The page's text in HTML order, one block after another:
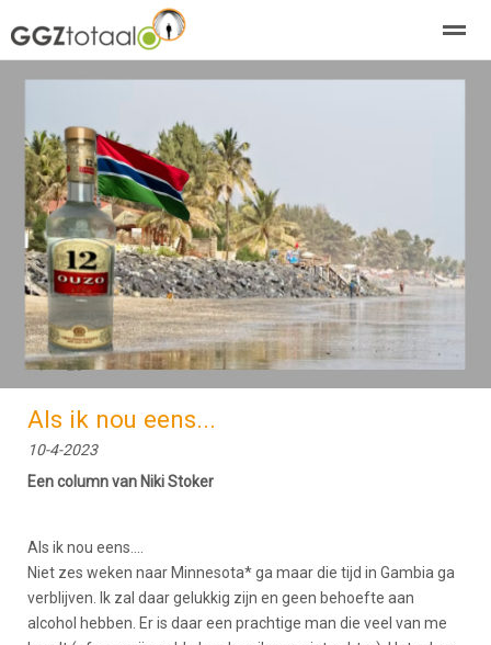
Home Nieuws
Als ik nou eens...
10-4-2023
Een column van Niki Stoker
Als ik nou eens....
Niet zes weken naar Minnesota* ga maar die tijd in Gambia ga
verblijven. Ik zal daar gelukkig zijn en geen behoefte aan
alcohol hebben. Er is daar een prachtige man die veel van me